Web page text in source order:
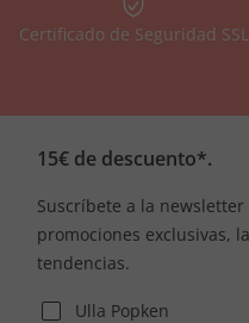
Certificado de Seguridad SSL
15€ de descuento*.
Suscríbete a la
promociones exclusivas,
tendencias.
Ulla Popken